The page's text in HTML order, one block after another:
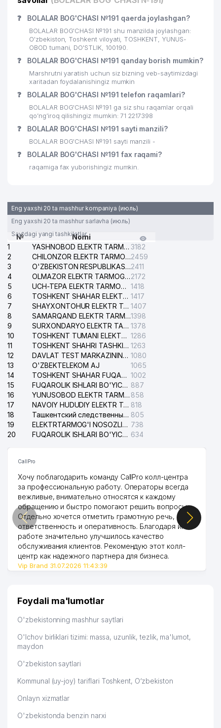
❓ BOLALAR BOG'CHASI №191 qaerda joylashgan?
BOLALAR BOG'CHASI №191 shu manzilda joylashgan:
O'zbekiston, Toshkent viloyati, TOSHKENT, YUNUS-
OBOD tumani, DO'STLIK, 100190.
❓ BOLALAR BOG'CHASI №191 qanday borish mumkin?
Marshrutni yaratish uchun siz bizning veb-saytimizdagi
xaritadan foydalanishingiz mumkin
❓ BOLALAR BOG'CHASI №191 telefon raqamlari?
BOLALAR BOG'CHASI №191 ga siz shu raqamlar orqali
qo’ng’iroq qilishingiz mumkin: 71 2217398
❓ BOLALAR BOG'CHASI №191 sayti manzili?
BOLALAR BOG'CHASI №191 sayti manzili -
❓ BOLALAR BOG'CHASI №191 fax raqami?
raqamiga fax yuborishingiz mumkin.
Eng yaxshi 20 ta mashhur kompaniya (июль)
Eng yaxshi 20 ta mashhur sarlavha (июль)
Saytdagi yangi tashkilotlar
№
Nomi
1
YASHNOBOD ELEKTR TARMOG'I NOSOZLIKLARI XIZMATI 3182
2
CHILONZOR ELEKTR TARMOG'I NOSOZLIK XIZMATI2459
3
O'ZBEKISTON RESPUBLIKASI BOSH PROKURATURASI ISHONCH TELEFONI2411
4
OLMAZOR ELEKTR TARMOG'I NOSOZLIKLARI XIZMATI2172
5
UCH-TEPA ELEKTR TARMOG'I NOSOZLIKLARI XIZMATI 1418
6
TOSHKENT SHAHAR ELEKTR TARMOQLARI KORXONASI AJ 1417
7
SHAYXONTOHUR ELEKTR TARMOG'I NOSOZLIKLARINI TUZATISH XIZMATI 1407
8
SAMARQAND ELEKTR TARMOQLARI AJ1398
9
SURXONDARYO ELEKTR TARMOQLARI AJ 1378
10
TOSHKENT TUMANI ELEKTR TARMOG'I AVARIYA XIZMATI 1286
11
TOSHKENT SHAHRI TASHKILOT TELEFONLARI HAQIDA MA'LUMOT BYUROSI 1263
12
DAVLAT TEST MARKAZINING ISHONCH TELEFONLARI 1080
13
O'ZBEKTELEKOM AJ
1065
14
TOSHKENT SHAHAR FUQAROLIK ISHLARI BO'YICHA SUDI 1002
15
FUQAROLIK ISHLARI BO'YICHA YAKKASAROY TUMANLARARO SUDI 887
16
YUNUSOBOD ELEKTR TARMOG'I NOSOZLIKLARI XIZMATI 858
17
NAVOIY HUDUDIY ELEKTR TARMOQLARI KORXONASI AJ 818
18
Ташкентский следственный изолятор 805
19
ELEKTRTARMOG'I NOSOZLIKLARINI TO'ZATISH SERGELI XIZMATI 738
20
FUQAROLIK ISHLARI BO'YICHA UCH-TEPA TUMANI SUDI 634
CallPro
Хочу поблагодарить команду CallPro колл-центра
за профессиональную работу. Операторы всегда
вежливые, внимательно относятся к каждому
обращению и быстро помогают решить вопросы.
Отдельно хочется отметить грамотную речь,
ответственность и оперативность. Благодаря их
работе значительно улучшилось качество
обслуживания клиентов. Рекомендую этот колл-
центр как надежного партнера для бизнеса.
Vip Brand 31.07.2026 11:43:39
Foydali ma'lumotlar
O'zbekistonning mashhur saytlari
O'lchov birliklari tizimi: massa, uzunlik, tezlik, ma'lumot,
maydon
O'zbekiston saytlari
Kommunal (uy-joy) tariflari Toshkent, O‘zbekiston
Onlayn xizmatlar
O'zbekistonda benzin narxi